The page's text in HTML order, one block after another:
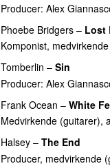
Producer: Alex
Phoebe Bridgers – Lost
Komponist,
Tomberlin – Sin
Producer: Alex
Frank Ocean – White
Medvirkende (guitarer),
Halsey – The End
Producer, medvirkende